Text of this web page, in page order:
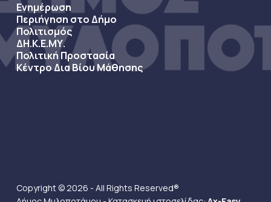
Ενημέρωση
Περιήγηση στο Δήμο
Πολιτισμός
ΔΗ.Κ.Ε.ΜΥ.
Πολιτική Προστασία
Κέντρο Δια Βίου Μάθησης
Copyright © 2026 - All Rights Reserved®